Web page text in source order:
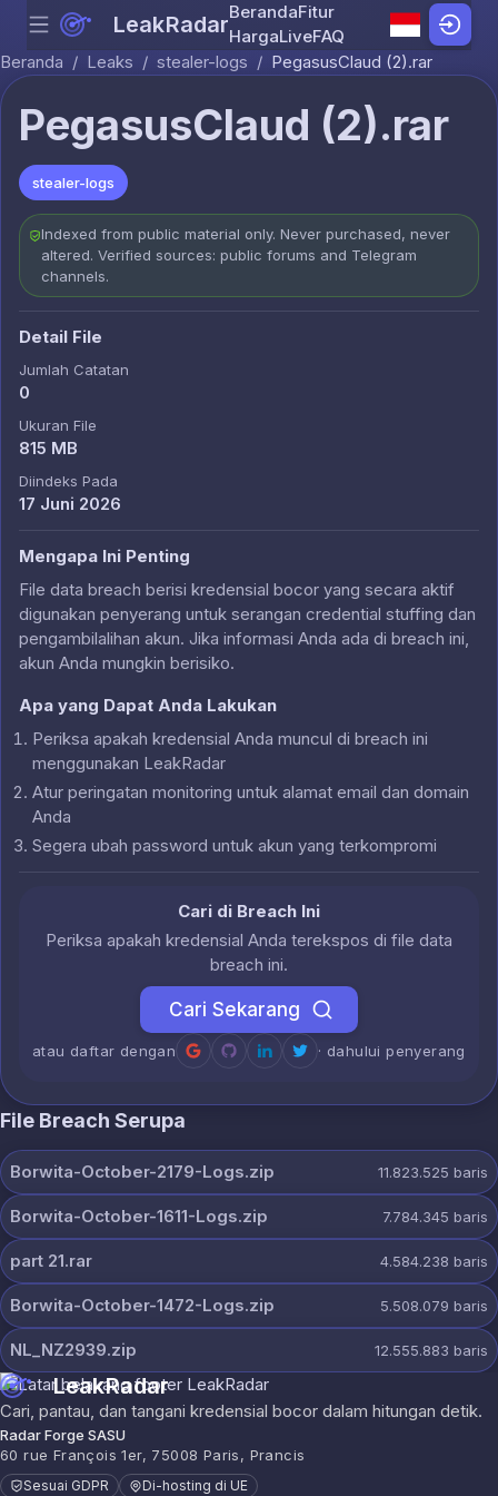
Skip to content
Menu LeakRadarBerandaFitur
HargaLiveFAQ
Beranda / Leaks / stealer-logs / PegasusClaud (2).rar
PegasusClaud (2).rar
stealer-logs
Indexed from public material only. Never purchased, never
altered. Verified sources: public forums and Telegram
channels.
Detail File
Jumlah Catatan
0
Ukuran File
815 MB
Diindeks Pada
17 Juni 2026
Mengapa Ini Penting
File data breach berisi kredensial bocor yang secara aktif
digunakan penyerang untuk serangan credential stuffing dan
pengambilalihan akun. Jika informasi Anda ada di breach ini,
akun Anda mungkin berisiko.
Apa yang Dapat Anda Lakukan
Periksa apakah kredensial Anda muncul di breach ini
menggunakan LeakRadar
Atur peringatan monitoring untuk alamat email dan domain
Anda
Segera ubah password untuk akun yang terkompromi
Cari di Breach Ini
Periksa apakah kredensial Anda terekspos di file data
breach ini.
Cari Sekarang
atau daftar dengan · dahului penyerang
File Breach Serupa
Borwita-October-2179-Logs.zip 11.823.525 baris
Borwita-October-1611-Logs.zip 7.784.345 baris
part 21.rar 4.584.238 baris
Borwita-October-1472-Logs.zip 5.508.079 baris
NL_NZ2939.zip 12.555.883 baris
LeakRadar
Cari, pantau, dan tangani kredensial bocor dalam hitungan detik.
Radar Forge SASU
60 rue François 1er, 75008 Paris, Prancis
Sesuai GDPR Di-hosting di UE